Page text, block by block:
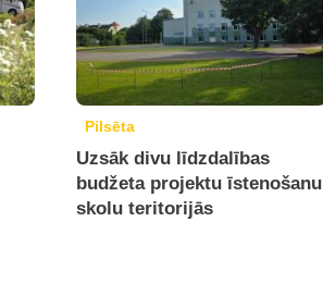
Pilsēta
Uzsāk divu līdzdalības
budžeta projektu īstenošanu
skolu teritorijās